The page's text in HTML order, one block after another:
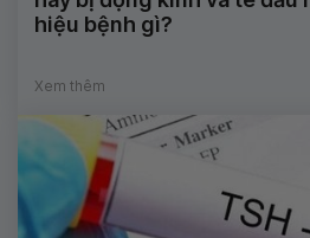
hiệu bệnh gì?
Xem thêm